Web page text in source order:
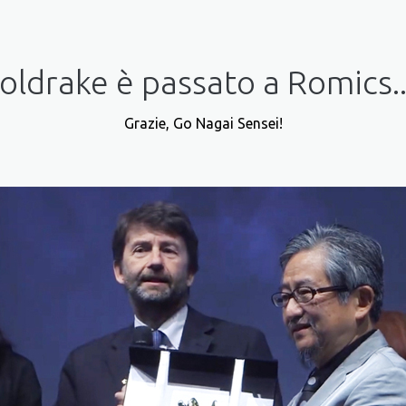
è passato a
Grazie, Go Nagai Sensei!